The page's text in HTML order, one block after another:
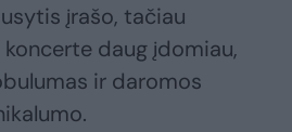
įrašo, tačiau
daug įdomiau,
ir daromos